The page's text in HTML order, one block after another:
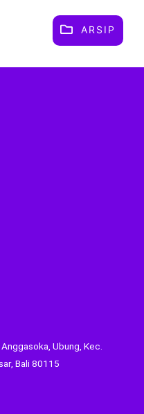
ARSIP
Ubung, Kec.
Bali 80115